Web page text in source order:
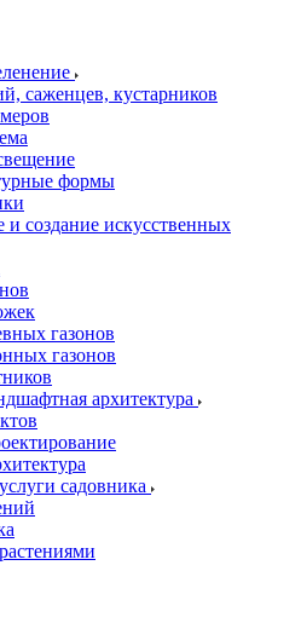
саженцев, кустарников
формы
и создание искусственных
газонов
газонов
архитектура
садовника